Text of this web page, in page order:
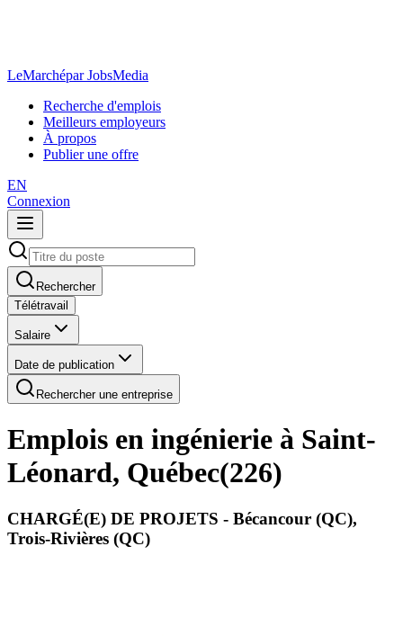
LeMarchépar JobsMedia
Recherche d'emplois
Meilleurs employeurs
À propos
Publier une offre
EN
Connexion
Rechercher
Télétravail
Salaire
Date de publication
Rechercher une entreprise
Emplois en ingénierie à Saint-
Léonard, Québec(226)
CHARGÉ(E) DE PROJETS - Bécancour (QC),
Trois-Rivières (QC)